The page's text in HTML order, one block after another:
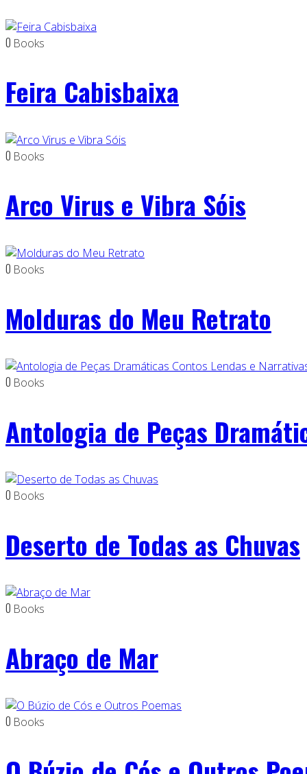
0 Books
Feira Cabisbaixa
0 Books
Arco Virus e Vibra Sóis
0 Books
Molduras do Meu Retrato
0 Books
Antologia de Peças
0 Books
Deserto de Todas as Chuvas
0 Books
Abraço de Mar
0 Books